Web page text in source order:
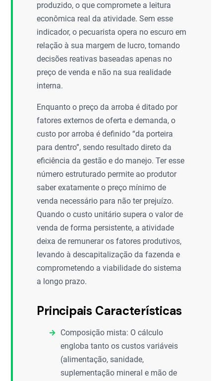
produzido, o que compromete a leitura
econômica real da atividade. Sem esse
indicador, o pecuarista opera no escuro em
relação à sua margem de lucro, tomando
decisões reativas baseadas apenas no
preço de venda e não na sua realidade
interna.
Enquanto o preço da arroba é ditado por
fatores externos de oferta e demanda, o
custo por arroba é definido “da porteira
para dentro”, sendo resultado direto da
eficiência da gestão e do manejo. Ter esse
número estruturado permite ao produtor
saber exatamente o preço mínimo de
venda necessário para não ter prejuízo.
Quando o custo unitário supera o valor de
venda de forma persistente, a atividade
deixa de remunerar os fatores produtivos,
levando à descapitalização da fazenda e
comprometendo a viabilidade do sistema
a longo prazo.
Principais Características
Composição mista: O cálculo
engloba tanto os custos variáveis
(alimentação, sanidade,
suplementação mineral e mão de